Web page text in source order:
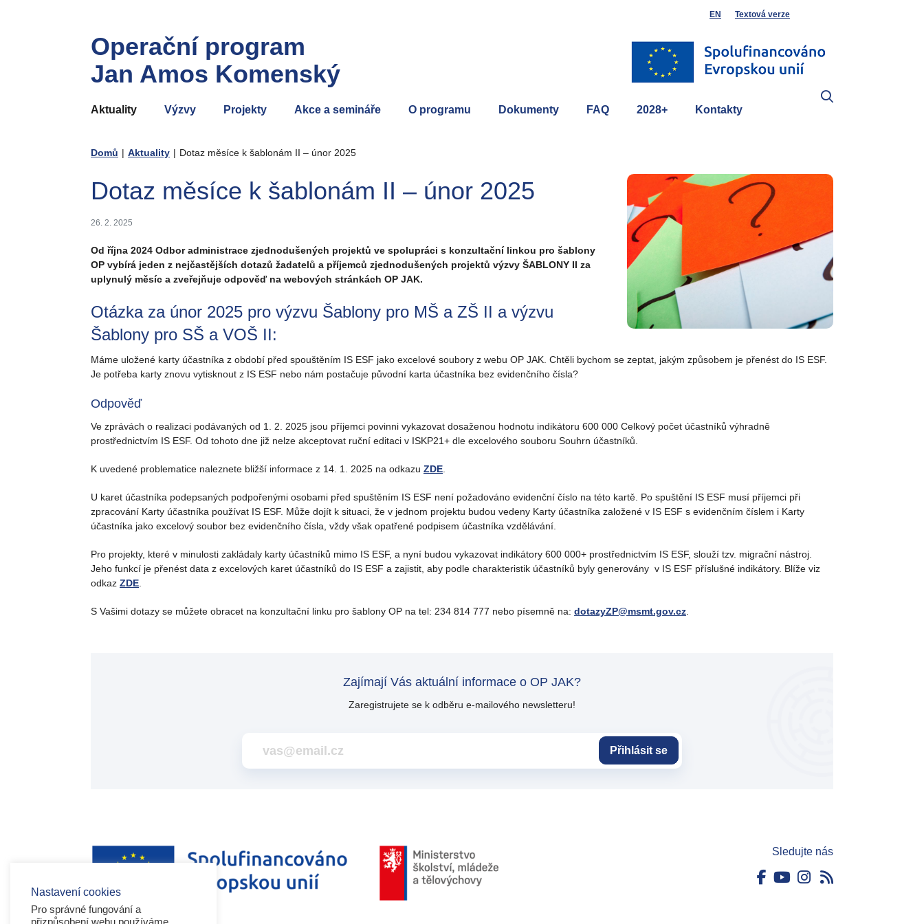
Operační program
Jan Amos Komenský
EN Textová verze
Aktuality Výzvy Projekty Akce a semináře O programu Dokumenty FAQ 2028+ Kontakty
Domů | Aktuality | Dotaz měsíce k šablonám II – únor 2025
Dotaz měsíce k šablonám II – únor 2025
26. 2. 2025
Od října 2024 Odbor administrace zjednodušených projektů ve spolupráci s konzultační linkou pro šablony
OP vybírá jeden z nejčastějších dotazů žadatelů a příjemců zjednodušených projektů výzvy ŠABLONY II za
uplynulý měsíc a zveřejňuje odpověď na webových stránkách OP JAK.
Otázka za únor 2025 pro výzvu Šablony pro MŠ a ZŠ II a výzvu
Šablony pro SŠ a VOŠ II:
Máme uložené karty účastníka z období před spouštěním IS ESF jako excelové soubory z webu OP JAK. Chtěli bychom se zeptat, jakým způsobem je přenést do IS ESF.
Je potřeba karty znovu vytisknout z IS ESF nebo nám postačuje původní karta účastníka bez evidenčního čísla?
Odpověď
Ve zprávách o realizaci podávaných od 1. 2. 2025 jsou příjemci povinni vykazovat dosaženou hodnotu indikátoru 600 000 Celkový počet účastníků výhradně
prostřednictvím IS ESF. Od tohoto dne již nelze akceptovat ruční editaci v ISKP21+ dle excelového souboru Souhrn účastníků.
K uvedené problematice naleznete bližší informace z 14. 1. 2025 na odkazu ZDE
U karet účastníka podepsaných podpořenými osobami před spuštěním IS ESF není požadováno evidenční číslo na této kartě. Po spuštění IS ESF musí příjemci při
zpracování Karty účastníka používat IS ESF. Může dojít k situaci, že v jednom projektu budou vedeny Karty účastníka založené v IS ESF s evidenčním číslem i Karty
účastníka jako excelový soubor bez evidenčního čísla, vždy však opatřené podpisem účastníka vzdělávání.
Pro projekty, které v minulosti zakládaly karty účastníků mimo IS ESF, a nyní budou vykazovat indikátory 600 000+ prostřednictvím IS ESF, slouží tzv. migrační nástroj.
Jeho funkcí je přenést data z excelových karet účastníků do IS ESF a zajistit, aby podle charakteristik účastníků byly generovány v IS ESF příslušné indikátory. Blíže viz
odkaz ZDE
S Vašimi dotazy se můžete obracet na konzultační linku pro šablony OP na tel: 234 814 777 nebo písemně na: dotazyZP@msmt.gov.cz
Zajímají Vás aktuální informace o OP JAK?
Zaregistrujete se k odběru e-mailového newsletteru!
Přihlásit se
Sledujte nás
Nastavení cookies
Pro správné fungování a